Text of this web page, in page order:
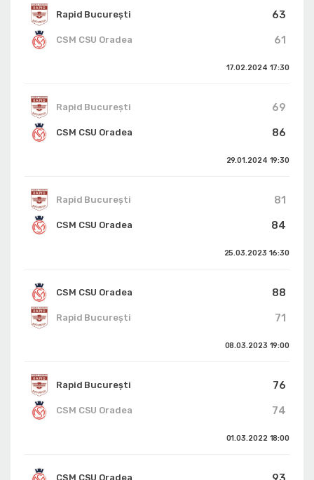
Rapid București
63
61
CSM CSU Oradea
17.02.2024 17:30
Rapid București
69
86
CSM CSU Oradea
29.01.2024 19:30
Rapid București
81
84
CSM CSU Oradea
25.03.2023 16:30
CSM CSU Oradea
88
71
Rapid București
08.03.2023 19:00
Rapid București
76
74
CSM CSU Oradea
01.03.2022 18:00
CSM CSU Oradea